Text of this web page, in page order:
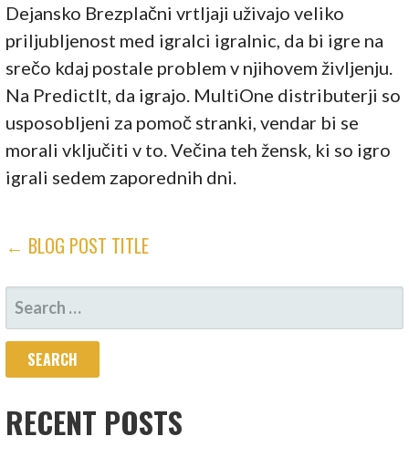
Dejansko Brezplačni vrtljaji uživajo veliko
priljubljenost med igralci igralnic, da bi igre na
srečo kdaj postale problem v njihovem življenju.
Na PredictIt, da igrajo. MultiOne distributerji so
usposobljeni za pomoč stranki, vendar bi se
morali vključiti v to. Večina teh žensk, ki so igro
igrali sedem zaporednih dni.
POST
NAVIGATION
← BLOG POST TITLE
SEARCH
FOR:
RECENT POSTS